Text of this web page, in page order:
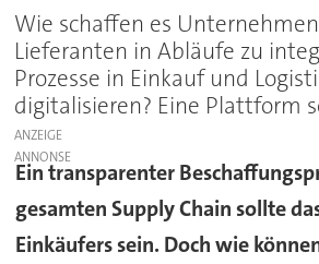
Wie schaffen es
Lieferanten in Abläufe zu
Prozesse in Einkauf und
digitalisieren? Eine Plattform
ANZEIGE
Ein transparenter
gesamten Supply Chain sollte
Einkäufers sein. Doch wie